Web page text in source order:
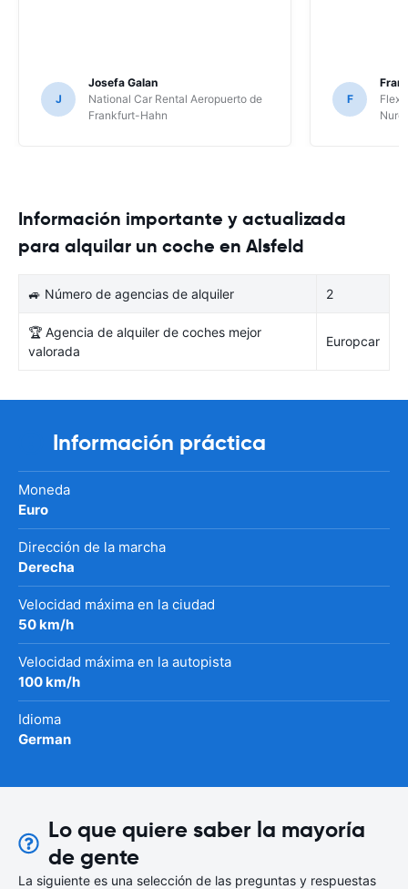
J
Josefa Galan
National Car Rental Aeropuerto de
Frankfurt-Hahn
F
Flex
Información importante y actualizada
para alquilar un coche en Alsfeld
🚙 Número de agencias de alquiler 2
🏆 Agencia de alquiler de coches mejor
valorada
Europcar
Información práctica
Moneda
Euro
Dirección de la marcha
Derecha
Velocidad máxima en la ciudad
50 km/h
Velocidad máxima en la autopista
100 km/h
Idioma
German
Lo que quiere saber la mayoría
de gente
La siguiente es una selección de las preguntas y respuestas